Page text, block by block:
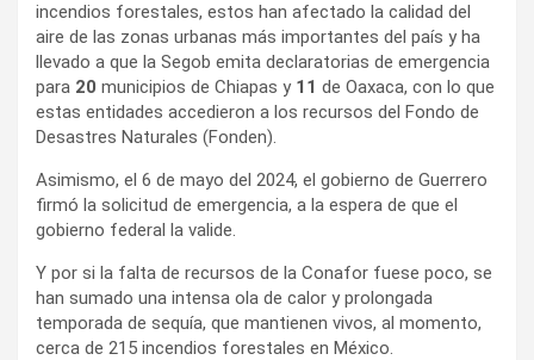
incendios forestales, estos han afectado la calidad del
aire de las zonas urbanas más importantes del país y ha
llevado a que la Segob emita declaratorias de emergencia
para 20 municipios de Chiapas y 11 de Oaxaca, con lo que
estas entidades accedieron a los recursos del Fondo de
Desastres Naturales (Fonden).
Asimismo, el 6 de mayo del 2024, el gobierno de Guerrero
firmó la solicitud de emergencia, a la espera de que el
gobierno federal la valide.
Y por si la falta de recursos de la Conafor fuese poco, se
han sumado una intensa ola de calor y prolongada
temporada de sequía, que mantienen vivos, al momento,
cerca de 215 incendios forestales en México.